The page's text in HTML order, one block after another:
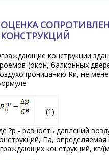
ОЦЕНКА
КОНСТРУКЦИЙ
конструкции
(окон, балконных
Rи, не
(1)
?р - разность давлений
Па,
конструкций, кг/(м